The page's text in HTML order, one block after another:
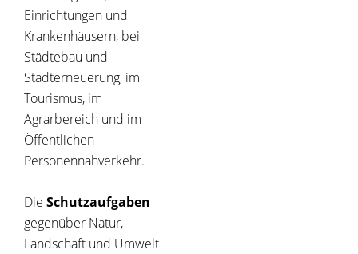
Einrichtungen und
Krankenhäusern, bei
Städtebau und
Stadterneuerung, im
Tourismus, im
Agrarbereich und im
Öffentlichen
Personennahverkehr.
Die Schutzaufgaben
gegenüber Natur,
Landschaft und Umwelt